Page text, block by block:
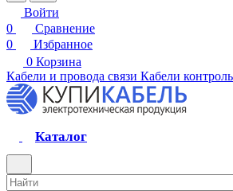
Войти
0
Сравнение
0
Избранное
0 Корзина
Кабели и провода связи Кабели
Каталог